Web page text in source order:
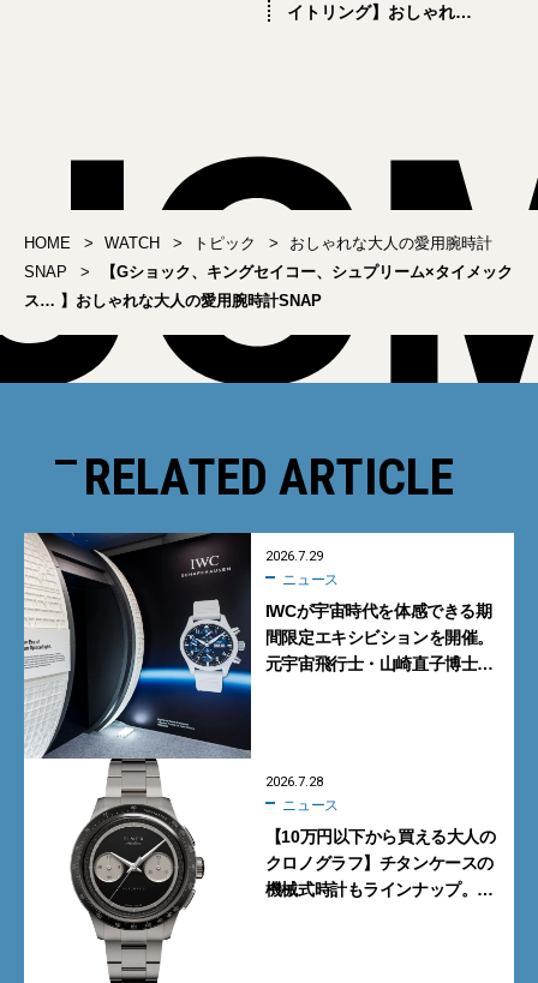
イトリング】おしゃれな
HOME WATCH トピック
おしゃれな大人の愛用腕時計
SNAP
【Gショック、キングセイコー、シュプリーム×タイメック
ス… 】おしゃれな大人の愛用腕時計SNAP
RELATED ARTICLE
2026.7.29
ニュース
IWCが宇宙時代を体感できる期
間限定エキシビションを開催。
元宇宙飛行士・山崎直子博士に
2026.7.28
ニュース
【10万円以下から買える大人の
クロノグラフ】チタンケースの
機械式時計もラインナップ。タ